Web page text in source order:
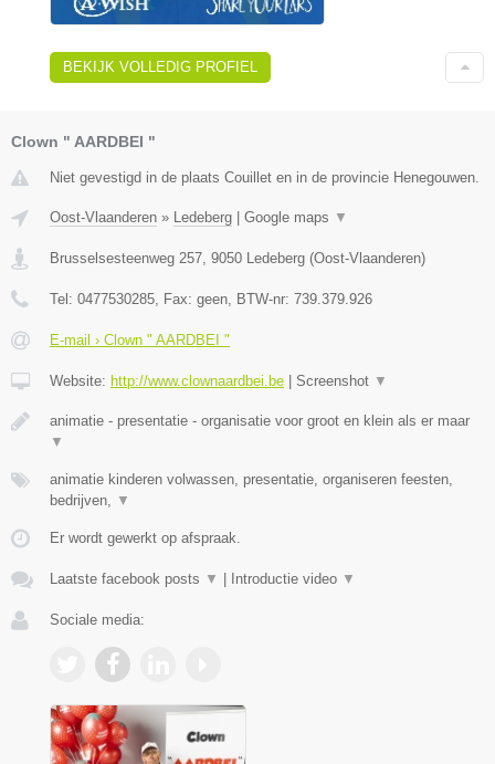
BEKIJK VOLLEDIG PROFIEL
Clown " AARDBEI "
Niet gevestigd in de plaats Couillet en in de provincie Henegouwen.
Oost-Vlaanderen » Ledeberg Google maps ▼
Brusselsesteenweg 257, 9050 Ledeberg (Oost-Vlaanderen)
Tel: 0477530285, Fax: geen, BTW-nr: 739.379.926
E-mail › Clown " AARDBEI "
Website: http://www.clownaardbei.be Screenshot ▼
animatie - presentatie - organisatie voor groot en klein als er maar
▼
animatie kinderen volwassen, presentatie, organiseren feesten,
bedrijven, ▼
Er wordt gewerkt op afspraak.
Laatste facebook posts ▼ Introductie video ▼
Sociale media: